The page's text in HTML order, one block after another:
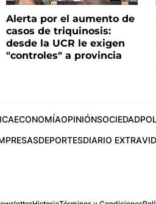
Alerta por el aumento de
casos de triquinosis:
desde la UCR le exigen
"controles" a provincia
ECONOMÍAOPINIÓNSOCIEDAD
DEPORTESDIARIO EXTRA